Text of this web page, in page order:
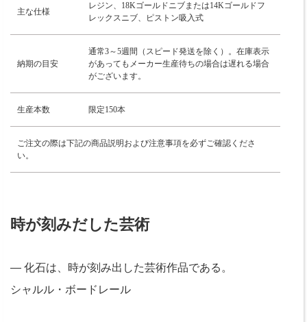
主な仕様
レジン、18Kゴールドニブまたは14Kゴールドフ
レックスニブ、ピストン吸入式
納期の目安
通常3～5週間（スピード発送を除く）。在庫表示
があってもメーカー生産待ちの場合は遅れる場合
がございます。
生産本数 限定150本
ご注文の際は下記の商品説明および注意事項を必ずご確認くださ
い。
時が刻みだした芸術
― 化石は、時が刻み出した芸術作品である。
シャルル・ボードレール